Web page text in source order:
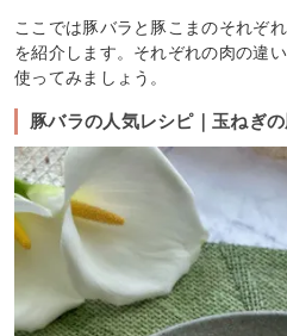
ここでは豚バラと豚こまのそれぞ
を紹介します。それぞれの肉の違
使ってみましょう。
豚バラの人気レシピ｜玉ねぎ